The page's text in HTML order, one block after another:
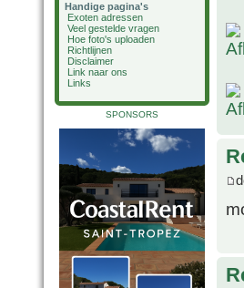
Handige pagina's
Exoten adressen
Veel gestelde vragen
Hoe foto's uploaden
Richtlijnen
Disclaimer
Link naar ons
Links
SPONSORS